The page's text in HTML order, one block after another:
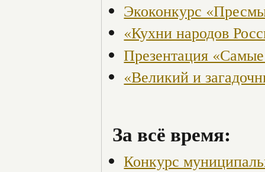
Экоконкурс
«Кухни народов
Презентация
«Великий и
За всё время:
Конкурс